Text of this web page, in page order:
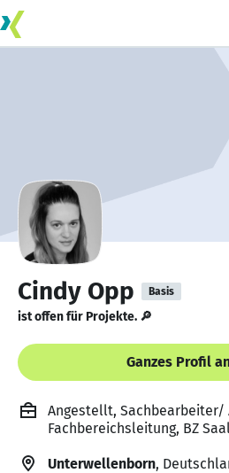
Cindy Opp Basis
ist offen für Projekte. 🔎
Ganzes Profil
Angestellt, Sachbearbeiter/
Fachbereichsleitung, BZ
Unterwellenborn,